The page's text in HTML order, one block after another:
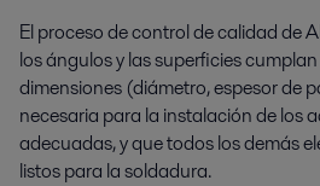
El proceso de control de calidad de
los ángulos y las superficies
dimensiones (diámetro, espesor de
necesaria para la instalación de los
adecuadas, y que todos los demás
listos para la soldadura.